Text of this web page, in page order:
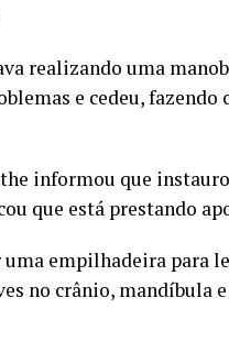
realizando uma
e cedeu, fazendo
informou que
que está prestando
empilhadeira para
no crânio, mandíbula